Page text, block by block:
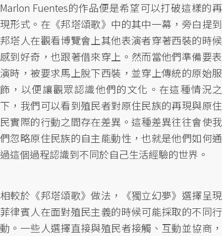
Marlon Fuentes的作品便是希望可以打破這樣的再
現形式。在《邦塔頌歌》中的其中一幕，旁白提到
邦塔人在觀看博覽會上其他表演者穿著西裝的時候
感到好奇，也跟著借來穿上。然而當他們準備要表
演時，被要求馬上脫下西裝，並穿上傳統的原始服
飾，以便讓觀眾認識他們的文化。在這種情況之
下，我們可以看到殖民者對原住民族的再現與原住
民實際的行動之間存在差異。這種差異往往會使我
們忽略原住民族的自主能動性，也就是他們如何通
過這個過程認識到不同於自己生活經驗的世界。
相較於《邦塔頌歌》做法，《獨立幻夢》選擇呈現
菲律賓人在面對殖民主義的時候可能採取的不同行
動。一些人選擇直接與殖民者接觸、互動並協商，